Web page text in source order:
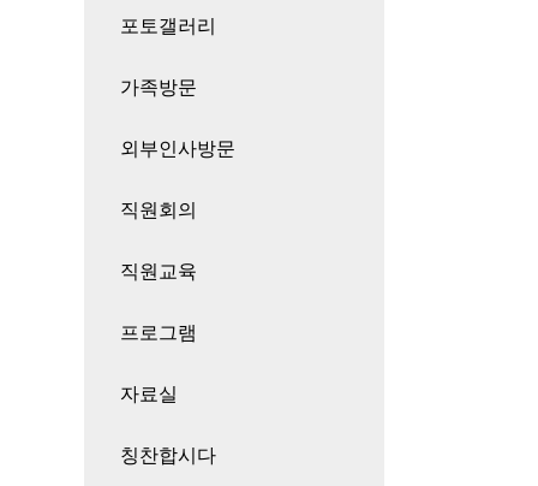
포토갤러리
가족방문
외부인사방문
직원회의
직원교육
프로그램
자료실
칭찬합시다